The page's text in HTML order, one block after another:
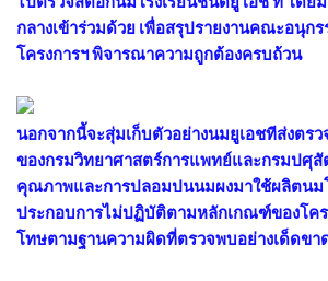
กลางเข้าร่วมด้วย เพื่อสรุปรายงานคณะอนุก
โครงการฯ พิจารณาความถูกต้องครบถ้วน
นอกจากนี้จะสุ่มเก็บตัวอย่างนมยูเอชทีส่งตร
ของกรมวิทยาศาสตร์การแพทย์และกรมปศุสัต
คุณภาพและการปลอมปนนมผงมาใช้ผลิตนม
ประกอบการไม่ปฏิบัติตามหลักเกณฑ์ของโค
โทษตามฐานความผิดที่ตรวจพบอย่างเด็ดขา